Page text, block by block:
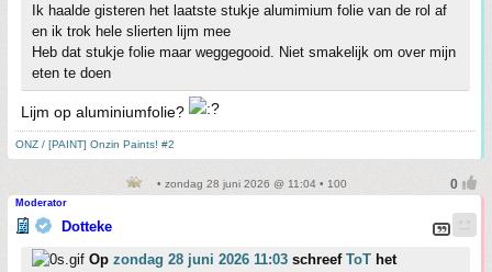
Ik haalde gisteren het laatste stukje alumimium folie van de rol af
en ik trok hele slierten lijm mee
Heb dat stukje folie maar weggegooid. Niet smakelijk om over mijn
eten te doen
Lijm op aluminiumfolie?
ONZ / [PAINT] Onzin Paints! #2
• zondag 28 juni 2026 @ 11:04 • 100
Moderator
Dotteke
Op zondag 28 juni 2026 11:03 schreef ToT het